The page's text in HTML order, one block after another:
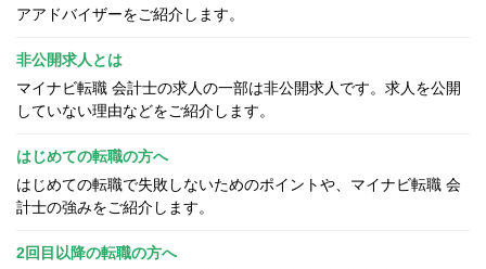
アアドバイザーをご紹介します。
非公開求人とは
マイナビ転職 会計士の求人の一部は非公開求人です。求人を公開
していない理由などをご紹介します。
はじめての転職の方へ
はじめての転職で失敗しないためのポイントや、マイナビ転職 会
計士の強みをご紹介します。
2回目以降の転職の方へ